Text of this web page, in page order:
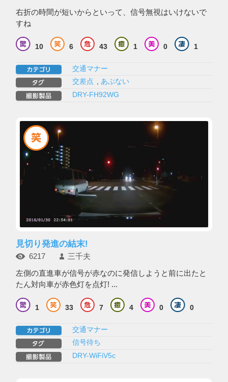
右折の時間が短いからといって、信号無視はいけないで
すね
10 6 43 1 0 1
交通マナー
交差点 , あぶない
DRY-FH92WG
見切り発進の結末!
6217 三千夫
左側の直進車が信号が赤なのに発信しようと前に出たと
たん対向車が赤色灯を点灯! ...
1 33 7 4 0 0
交通マナー
信号待ち
DRY-WiFiV5c